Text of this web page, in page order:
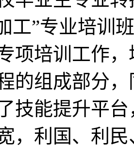
工”专业培训
项培训工作
的组成部分
技能提升平
，利国、利